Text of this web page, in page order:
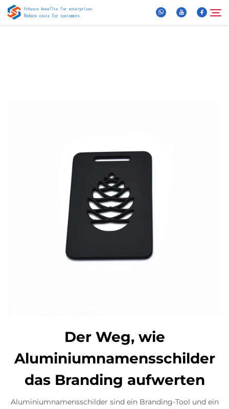
Kontaktieren Sie uns
Der Weg, wie
Aluminiumnamensschilder
das Branding aufwerten
Aluminiumnamensschilder sind ein Branding-Tool und ein